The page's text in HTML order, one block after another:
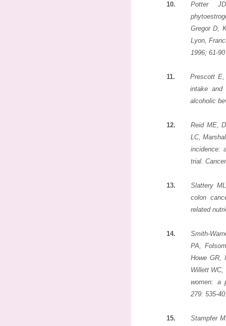
10.
Potter
Gregor D,
Lyon,
1996; 61-90
11.
Prescott
intake
alcoholic
12.
Reid ME,
LC,
incidence:
trial.
13.
Slattery
colon
related
14.
Smith-
PA,
Howe GR,
Willett WC,
women: a
279: 535-
15.
Stampfer